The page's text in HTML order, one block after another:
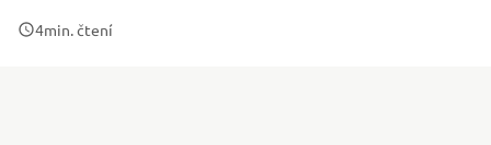
4min. čtení